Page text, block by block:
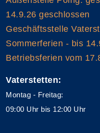
14.9.26 geschlossen
Geschäftsstelle
Sommerferien - bis
Betriebsferien vom
Vaterstetten:
Montag - Freitag:
09:00 Uhr bis 12:00 Uhr